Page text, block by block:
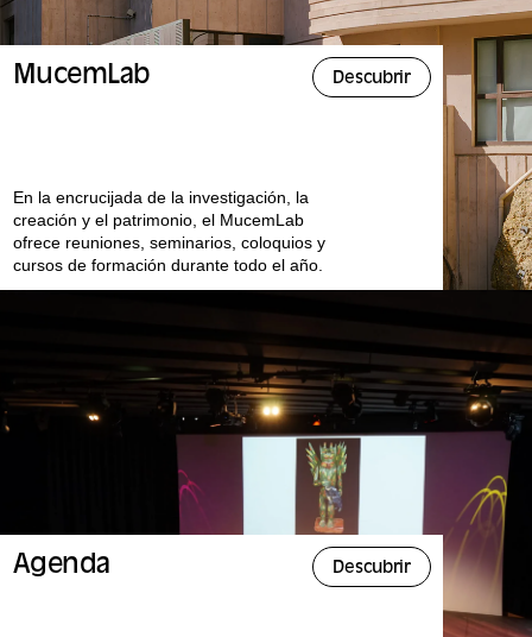
MucemLab Descubrir
En la encrucijada de la investigación, la
creación y el patrimonio, el MucemLab
ofrece reuniones, seminarios, coloquios y
cursos de formación durante todo el año.
Agenda Descubrir